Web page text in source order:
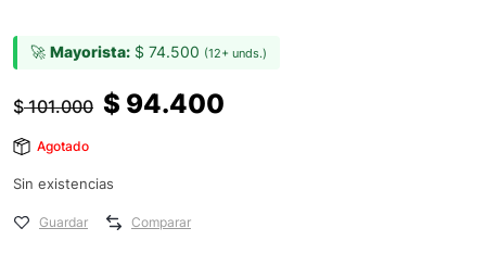
🚀 Mayorista: $ 74.500 (12+ unds.)
$101.000 $ 94.400
Agotado
Sin existencias
Guardar Comparar